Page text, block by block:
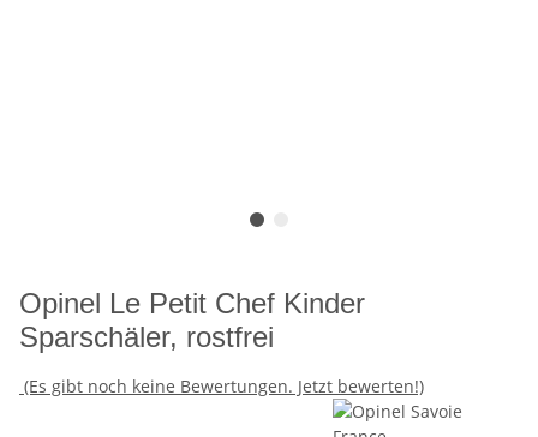
Opinel Le Petit Chef Kinder
Sparschäler, rostfrei
(Es gibt noch keine Bewertungen. Jetzt bewerten!)